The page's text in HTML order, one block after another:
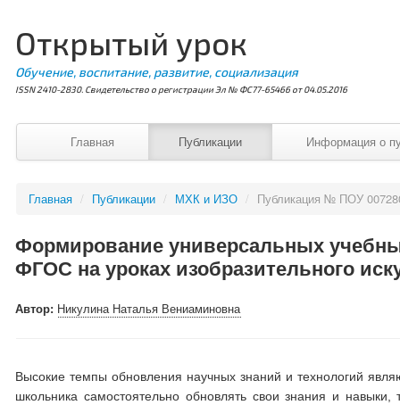
Открытый урок
Обучение, воспитание, развитие, социализация
ISSN 2410-2830. Свидетельство о регистрации Эл № ФС77-65466 от 04.05.2016
Главная Публикации Информация о
Главная / Публикации / МХК и ИЗО / Публикация № ПОУ
Формирование универсальных
ФГОС на уроках изобразительного
Автор: Никулина Наталья Вениаминовна
Высокие темпы обновления научных знаний и технологий
школьника самостоятельно обновлять свои знания и